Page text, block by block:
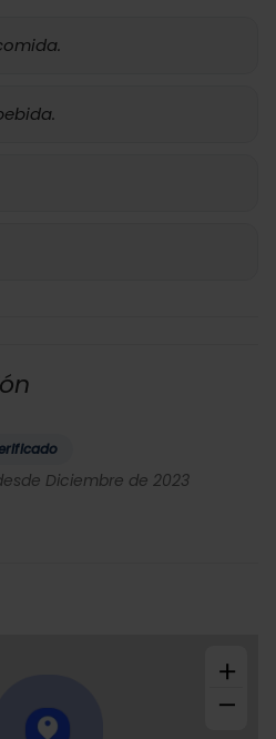
Diciembre de 2023
+
−